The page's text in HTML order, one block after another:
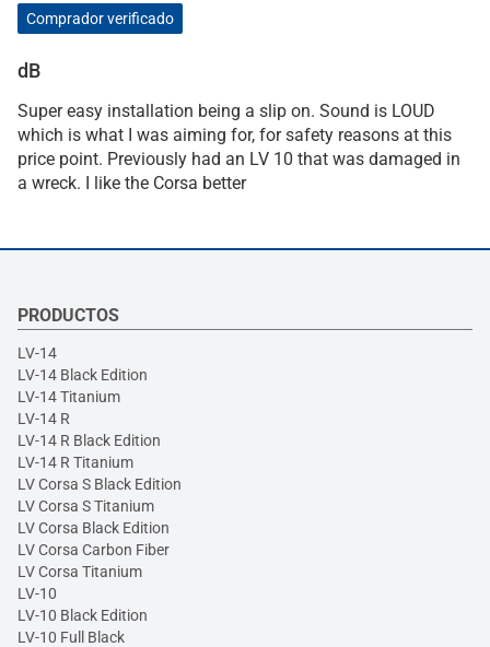
Comprador verificado
dB
Super easy installation being a slip on. Sound is LOUD
which is what I was aiming for, for safety reasons at this
price point. Previously had an LV 10 that was damaged in
a wreck. I like the Corsa better
PRODUCTOS
LV-14
LV-14 Black Edition
LV-14 Titanium
LV-14 R
LV-14 R Black Edition
LV-14 R Titanium
LV Corsa S Black Edition
LV Corsa S Titanium
LV Corsa Black Edition
LV Corsa Carbon Fiber
LV Corsa Titanium
LV-10
LV-10 Black Edition
LV-10 Full Black